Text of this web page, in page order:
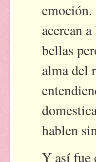
acercan
bellas
alma del
hablen
Y así fue